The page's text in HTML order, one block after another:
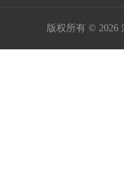
版权所有 ©